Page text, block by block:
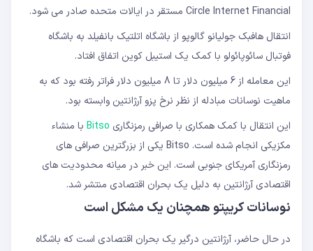
Circle Internet Financial مستقر در ایالات متحده صادر می شود.
انتقال هافبک جولیانو گالوپو از باشگاه اتلتیک بانفیلد به باشگاه
فوتبال سائوپائولو با کمک یک استیبل کوین اتفاق افتاد.
این معامله از 6 میلیون دلار تا 8 میلیون دلار فراتر رفته بود که به
ماهیت نوسانات مبادله از نظر نرخ پزو آرژانتین وابسته بود.
این انتقال با کمک همکاری با صرافی رمزنگاری Bitso با منشاء
مکزیکی انجام شده است. Bitso یکی از بزرگترین صرافی های
رمزنگاری آمریکای جنوبی است. این خبر در میانه محدودیت های
اقتصادی آرژانتین به دلیل یک بحران اقتصادی منتشر شد.
نوسانات کریپتو همچنان یک مشکل است
در حال حاضر، آرژانتین درگیر یک بحران اقتصادی است که باشگاه